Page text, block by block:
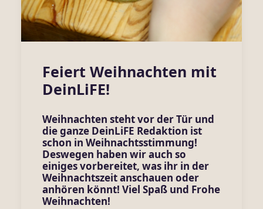
Feiert Weihnachten mit
DeinLiFE!
Weihnachten steht vor der Tür und
die ganze DeinLiFE Redaktion ist
schon in Weihnachtsstimmung!
Deswegen haben wir auch so
einiges vorbereitet, was ihr in der
Weihnachtszeit anschauen oder
anhören könnt! Viel Spaß und Frohe
Weihnachten!